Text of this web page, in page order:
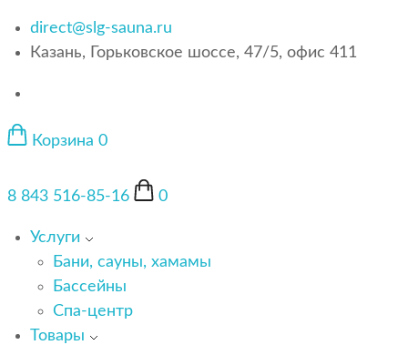
direct@slg-sauna.ru
Казань, Горьковское шоссе, 47/5, офис 411
Корзина 0
8 843 516-85-16 0
Услуги
Бани, сауны, хамамы
Бассейны
Спа-центр
Товары